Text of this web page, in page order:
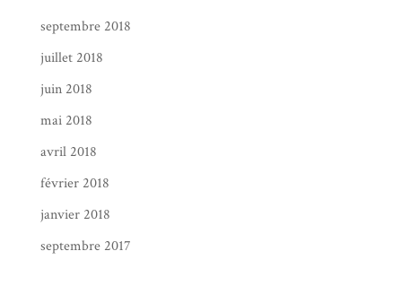
septembre 2018
juillet 2018
juin 2018
mai 2018
avril 2018
février 2018
janvier 2018
septembre 2017